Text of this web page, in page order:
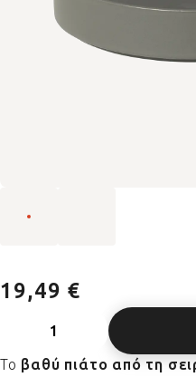
19,49 €
Το βαθύ πιάτο από τη